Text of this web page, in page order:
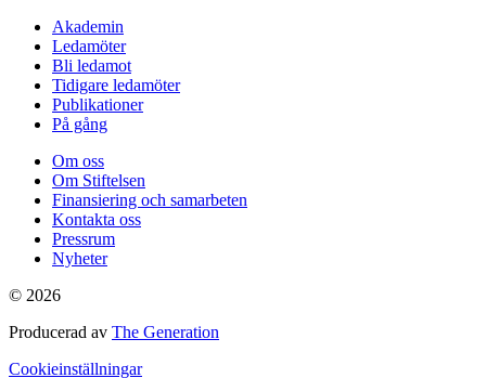
Akademin
Ledamöter
Bli ledamot
Tidigare ledamöter
Publikationer
På gång
Om oss
Om Stiftelsen
Finansiering och samarbeten
Kontakta oss
Pressrum
Nyheter
© 2026
Producerad av The Generation
Cookieinställningar